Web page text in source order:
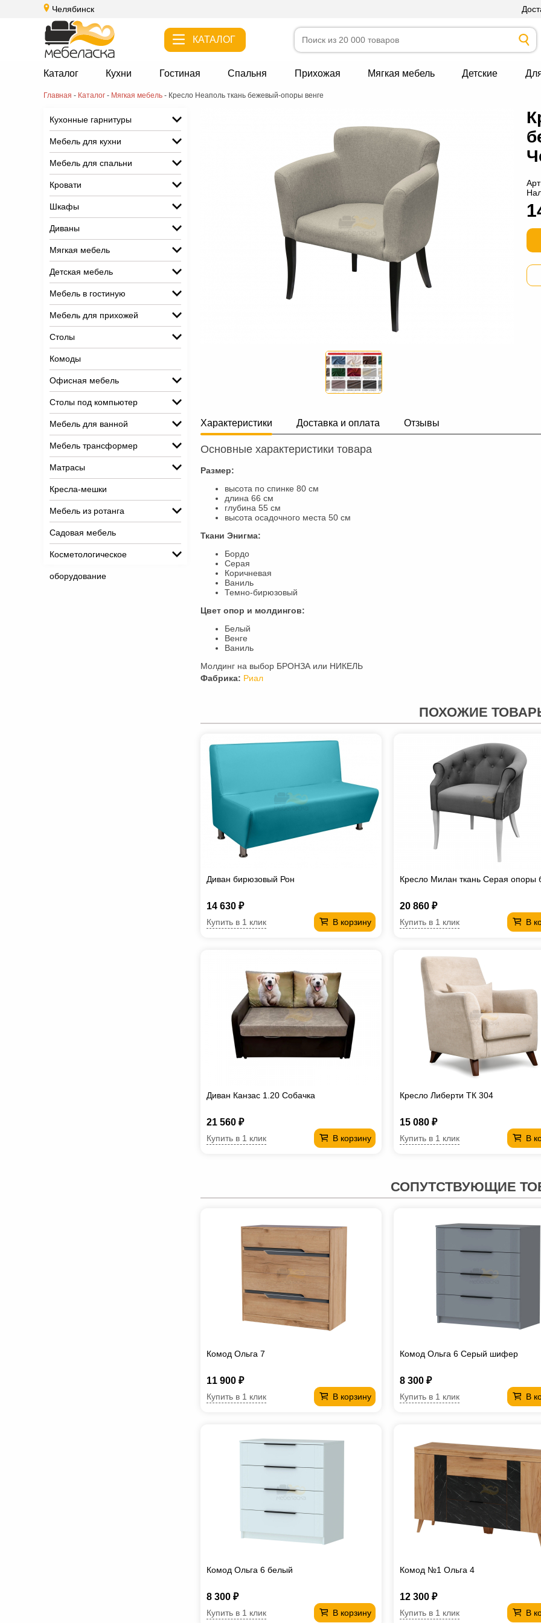
Челябинск
КАТАЛОГ
Каталог Кухни Гостиная Спальня Прихожая Мягкая мебель Детские
Главная - Каталог - Мягкая мебель - Кресло Неаполь ткань бежевый-опоры венге
Кухонные гарнитуры
Мебель для кухни
Мебель для спальни
Кровати
Шкафы
Диваны
Мягкая мебель
Детская мебель
Мебель в гостиную
Мебель для прихожей
Столы
Комоды
Офисная мебель
Столы под компьютер
Мебель для ванной
Мебель трансформер
Матрасы
Кресла-мешки
Мебель из ротанга
Садовая мебель
Косметологическое
оборудование
Характеристики Доставка и оплата Отзывы
Основные характеристики товара
Размер:
высота по спинке 80 см
длина 66 см
глубина 55 см
высота осадочного места 50 см
Ткани Энигма:
Бордо
Серая
Коричневая
Ваниль
Темно-бирюзовый
Цвет опор и молдингов:
Белый
Венге
Ваниль
Молдинг на выбор БРОНЗА или НИКЕЛЬ
Фабрика: Риал
ПОХОЖИЕ
Диван бирюзовый Рон
14 630 ₽
В корзину
Купить в 1 клик
Кресло Милан ткань Серая опоры
20 860 ₽
В
Купить в 1 клик
Диван Канзас 1.20 Собачка
21 560 ₽
В корзину
Купить в 1 клик
Кресло Либерти ТК 304
15 080 ₽
В
Купить в 1 клик
СОПУТСТВУЮЩИЕ
Комод Ольга 7
11 900 ₽
В корзину
Купить в 1 клик
Комод Ольга 6 Серый шифер
8 300 ₽
В
Купить в 1 клик
Комод Ольга 6 белый
8 300 ₽
В корзину
Купить в 1 клик
Комод №1 Ольга 4
12 300 ₽
В
Купить в 1 клик